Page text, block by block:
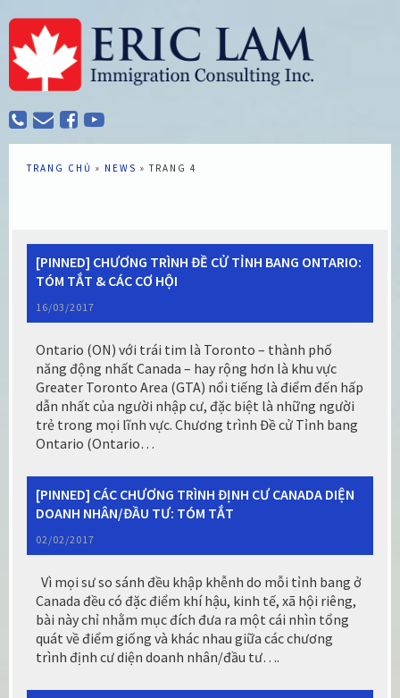
TRANG CHỦ » NEWS » TRANG 4
[PINNED] CHƯƠNG TRÌNH ĐỀ CỬ TỈNH BANG ONTARIO:
TÓM TẮT & CÁC CƠ HỘI
16/03/2017
Ontario (ON) với trái tim là Toronto – thành phố
năng động nhất Canada – hay rộng hơn là khu vực
Greater Toronto Area (GTA) nổi tiếng là điểm đến hấp
dẫn nhất của người nhập cư, đặc biệt là những người
trẻ trong mọi lĩnh vực. Chương trình Đề cử Tỉnh bang
Ontario (Ontario…
[PINNED] CÁC CHƯƠNG TRÌNH ĐỊNH CƯ CANADA DIỆN
DOANH NHÂN/ĐẦU TƯ: TÓM TẮT
02/02/2017
Vì mọi sư so sánh đều khập khễnh do mỗi tỉnh bang ở
Canada đều có đặc điểm khí hậu, kinh tế, xã hội riêng,
bài này chỉ nhằm mục đích đưa ra một cái nhìn tổng
quát về điểm giống và khác nhau giữa các chương
trình định cư diện doanh nhân/đầu tư….